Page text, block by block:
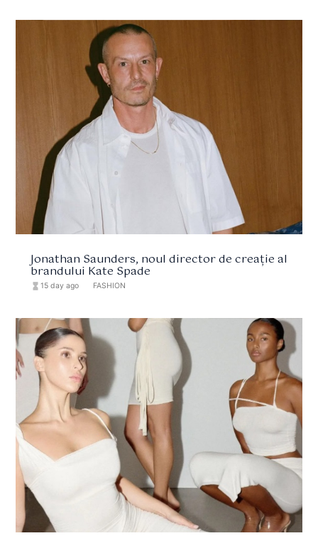
Jonathan Saunders, noul director de creație al
brandului Kate Spade
hourglass_full 15 day ago FASHION